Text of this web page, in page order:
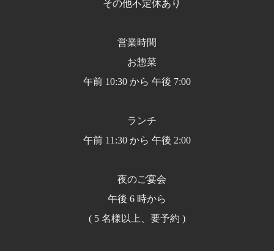
その他不定休あり
営業時間
お惣菜
午前 10:30 から 午後 7:00
ランチ
午前 11:30 から 午後 2:00
夜のご宴会
午後 6 時から
( 5 名様以上、要予約 )